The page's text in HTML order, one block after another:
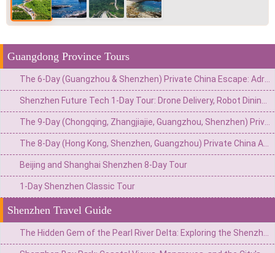
Guangdong Province Tours
Beijing and Shanghai Shenzhen 8-Day Tour
1-Day Shenzhen Classic Tour
Shenzhen Travel Guide